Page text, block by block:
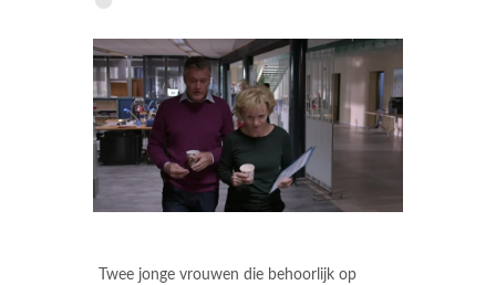
Twee jonge vrouwen die behoorlijk op